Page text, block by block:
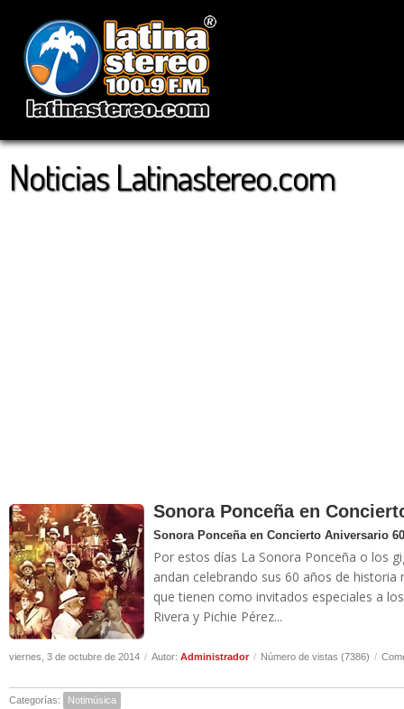
Noticias Latinastereo.com
Sonora Ponceña en
Sonora Ponceña en Concierto Aniversario 60
Por estos días La Sonora Ponceña o los
andan celebrando sus 60 años de
que tienen como invitados especiales a
Rivera y Pichie Pérez...
viernes, 3 de octubre de 2014 / Autor: Administrador / Número de vistas (7386) /
Categorías: Notimúsica